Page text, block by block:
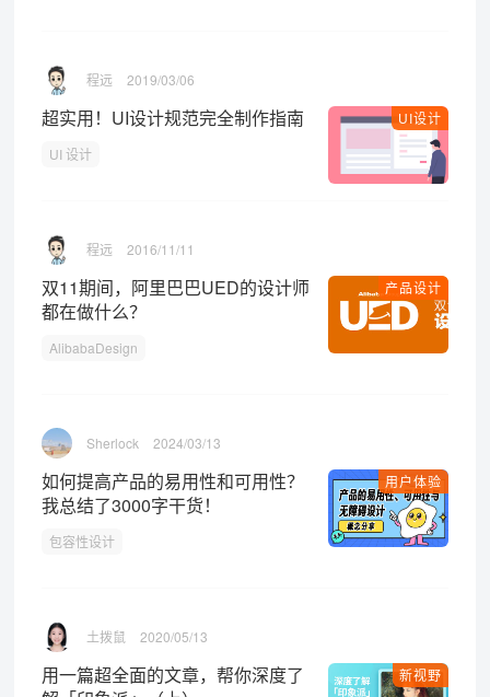
程远 2019/03/06
UI设计
超实用！UI设计规范完全制作指南
UI 设计
程远 2016/11/11
产品设计
双11期间，阿里巴巴UED的设计师
都在做什么？
AlibabaDesign
Sherlock 2024/03/13
用户体验
如何提高产品的易用性和可用性？
我总结了3000字干货！
包容性设计
土拨鼠 2020/05/13
新视野
用一篇超全面的文章，帮你深度了